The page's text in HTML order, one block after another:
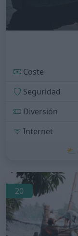
Coste
Seguridad
Diversión
Internet
⛅
20